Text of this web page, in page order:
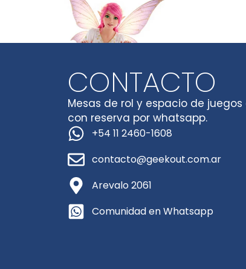
CONTACTO
Mesas de rol y espacio de
con reserva por whatsapp.
+54 11 2460-1608
contacto@geekout.com.ar
Arevalo 2061
Comunidad en Whatsapp